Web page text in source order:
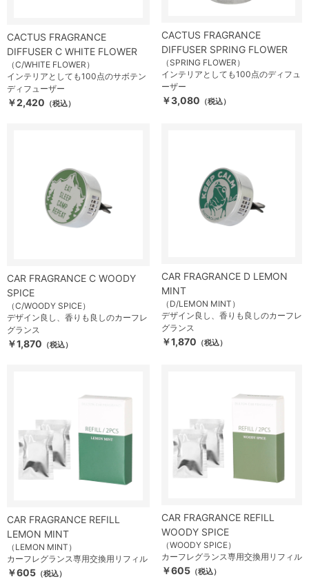
CACTUS FRAGRANCE
DIFFUSER C WHITE FLOWER
（C/WHITE FLOWER）
インテリアとしても100点のサボテン
ディフューザー
￥2,420 （税込）
CACTUS FRAGRANCE
DIFFUSER SPRING FLOWER
（SPRING FLOWER）
インテリアとしても100点のディフュ
ーザー
￥3,080 （税込）
CAR FRAGRANCE C WOODY
SPICE
（C/WOODY SPICE）
デザイン良し、香りも良しのカーフレ
グランス
￥1,870 （税込）
CAR FRAGRANCE D LEMON
MINT
（D/LEMON MINT）
デザイン良し、香りも良しのカーフレ
グランス
￥1,870 （税込）
CAR FRAGRANCE REFILL
LEMON MINT
（LEMON MINT）
カーフレグランス専用交換用リフィル
￥605 （税込）
CAR FRAGRANCE REFILL
WOODY SPICE
（WOODY SPICE）
カーフレグランス専用交換用リフィル
￥605 （税込）